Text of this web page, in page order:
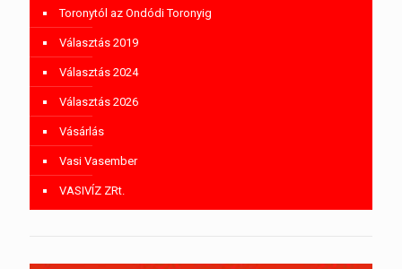
Toronytól az Ondódi Toronyig
Választás 2019
Választás 2024
Választás 2026
Vásárlás
Vasi Vasember
VASIVÍZ ZRt.